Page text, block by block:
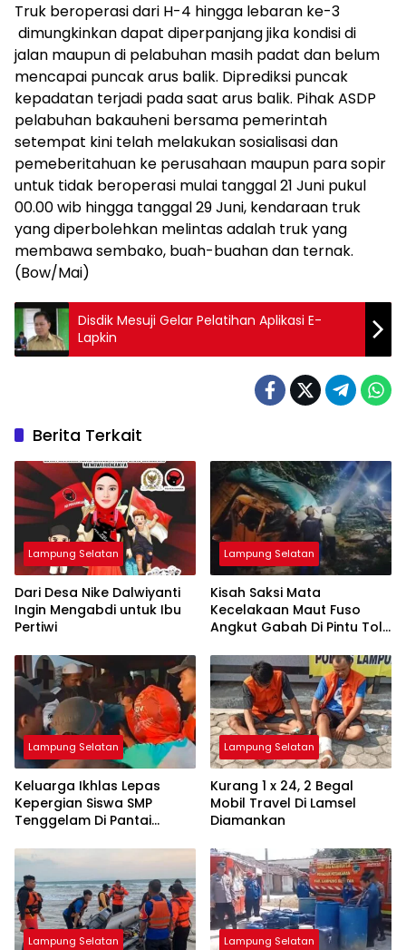
Truk beroperasi dari H-4 hingga lebaran ke-3
dimungkinkan dapat diperpanjang jika kondisi di
jalan maupun di pelabuhan masih padat dan belum
mencapai puncak arus balik. Diprediksi puncak
kepadatan terjadi pada saat arus balik. Pihak ASDP
pelabuhan bakauheni bersama pemerintah
setempat kini telah melakukan sosialisasi dan
pemeberitahuan ke perusahaan maupun para sopir
untuk tidak beroperasi mulai tanggal 21 Juni pukul
00.00 wib hingga tanggal 29 Juni, kendaraan truk
yang diperbolehkan melintas adalah truk yang
membawa sembako, buah-buahan dan ternak.
(Bow/Mai)
Disdik Mesuji Gelar Pelatihan Aplikasi E-
Lapkin
Berita Terkait
Lampung Selatan
Dari Desa Nike Dalwiyanti
Ingin Mengabdi untuk Ibu
Pertiwi
Lampung Selatan
Kisah Saksi Mata
Kecelakaan Maut Fuso
Angkut Gabah Di Pintu Tol
Lampung Selatan
Keluarga Ikhlas Lepas
Kepergian Siswa SMP
Tenggelam Di Pantai
Lampung Selatan
Kurang 1 x 24, 2 Begal
Mobil Travel Di Lamsel
Diamankan
Lampung Selatan Lampung Selatan